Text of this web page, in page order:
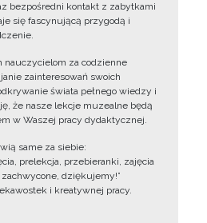
bezpośredni kontakt z zabytkami
się fascynującą przygodą i
za codzienne
zainteresowań swoich
świata pełnego wiedzy i
że nasze lekcje muzealne będą
w Waszej pracy dydaktycznej.
same za siebie:
prelekcja, przebieranki, zajęcia
dziękujemy!”
i kreatywnej pracy.